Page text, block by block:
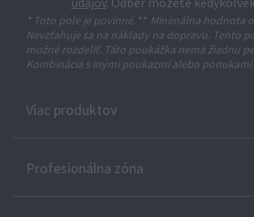
údajov. Odber môžete
* Toto pole je povinné. ** Minimálna hodnota
Nevzťahuje sa na náklady na dopravu. Tento
možné rozdeliť. Táto poukážka nemá žiadnu
Kombinácia s inými poukazmi alebo ponukami
Viac produktov
Profesionálna zóna